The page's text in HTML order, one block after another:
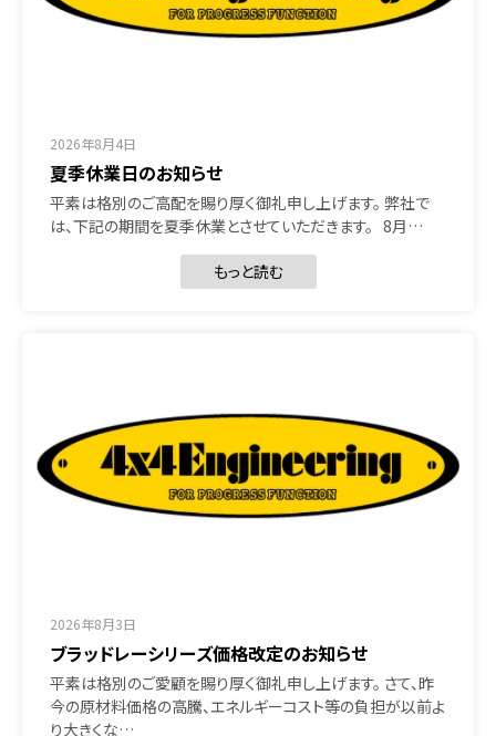
2026年8月4日
夏季休業日のお知らせ
平素は格別のご高配を賜り厚く御礼申し上げます。 弊社で
は、下記の期間を夏季休業とさせていただきます。 8月…
もっと読む
2026年8月3日
ブラッドレーシリーズ価格改定のお知らせ
平素は格別のご愛顧を賜り厚く御礼申し上げます。 さて、昨
今の原材料価格の高騰、エネルギーコスト等の負担が以前よ
り大きくな…